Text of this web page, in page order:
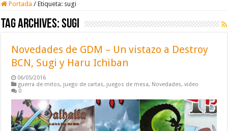
Portada / Etiqueta: sugi
Tag Archives:sugi
Novedades de GDM – Un vistazo a Destroy
BCN, Sugi y Haru Ichiban
06/05/2016
guerra de mitos, juego de cartas, juegos de mesa, Novedades,video
0